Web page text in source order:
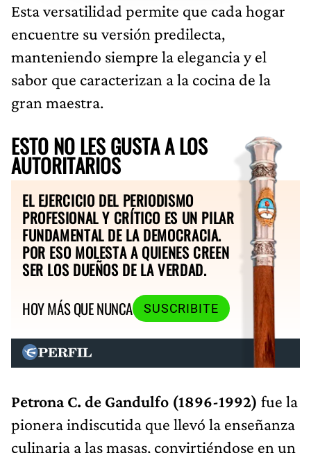
Esta versatilidad permite que cada hogar
encuentre su versión predilecta,
manteniendo siempre la elegancia y el
sabor que caracterizan a la cocina de la
gran maestra.
ESTO NO LES GUSTA A LOS
AUTORITARIOS
EL EJERCICIO DEL PERIODISMO
PROFESIONAL Y CRÍTICO ES UN PILAR
FUNDAMENTAL DE LA DEMOCRACIA.
POR ESO MOLESTA A QUIENES CREEN
SER LOS DUEÑOS DE LA VERDAD.
HOY MÁS QUE NUNCA
SUSCRIBITE
Petrona C. de Gandulfo (1896-1992) fue la
pionera indiscutida que llevó la enseñanza
culinaria a las masas, convirtiéndose en un